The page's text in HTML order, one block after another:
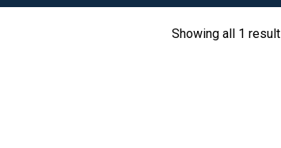
Showing all 1 result